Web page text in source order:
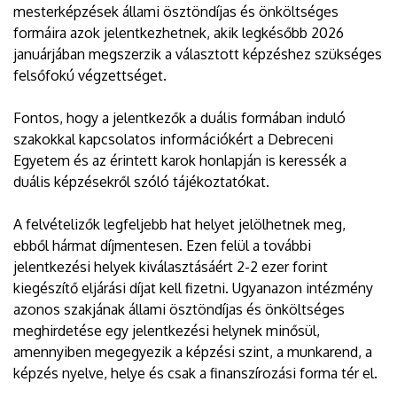
mesterképzések állami ösztöndíjas és önköltséges
formáira azok jelentkezhetnek, akik legkésőbb 2026
januárjában megszerzik a választott képzéshez szükséges
felsőfokú végzettséget.
Fontos, hogy a jelentkezők a duális formában induló
szakokkal kapcsolatos információkért a Debreceni
Egyetem és az érintett karok honlapján is keressék a
duális képzésekről szóló tájékoztatókat.
A felvételizők legfeljebb hat helyet jelölhetnek meg,
ebből hármat díjmentesen. Ezen felül a további
jelentkezési helyek kiválasztásáért 2-2 ezer forint
kiegészítő eljárási díjat kell fizetni. Ugyanazon intézmény
azonos szakjának állami ösztöndíjas és önköltséges
meghirdetése egy jelentkezési helynek minősül,
amennyiben megegyezik a képzési szint, a munkarend, a
képzés nyelve, helye és csak a finanszírozási forma tér el.